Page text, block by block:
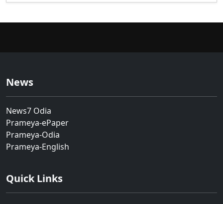
News
News7 Odia
Prameya-ePaper
Prameya-Odia
Prameya-English
Quick Links